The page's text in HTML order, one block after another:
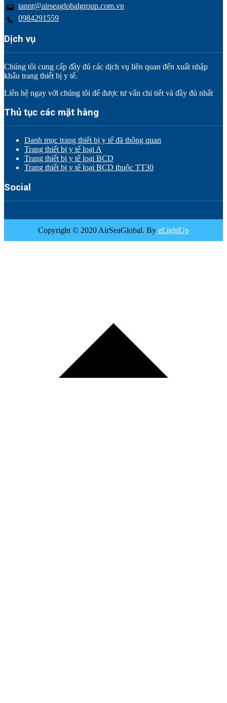
tannt@airseaglobalgroup.com.vn
0984291559
Dịch vụ
Chúng tôi cung cấp đầy đủ các dịch vụ liên quan đến xuất nhập
khẩu trang thiết bị y tế.
Liên hệ ngay với chúng tôi để được tư vấn chi tiết và đầy đủ nhất
Thủ tục các mặt hàng
Danh mục trang thiết bị y tế đã thông quan
Trang thiết bị y tế loại A
Trang thiết bị y tế loại BCD
Trang thiết bị y tế loại BCD thuộc TT30
Social
Copyright © 2020 AirSeaGlobal. By eLightUp